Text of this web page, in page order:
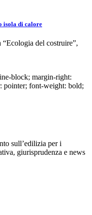
isola di calore
del costruire”,
block; margin-right:
pointer; font-weight: bold;
sull’edilizia per i
giurisprudenza e news